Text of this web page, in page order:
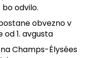
odvilo.
obvezno v
1. avgusta
Champs-Élysées